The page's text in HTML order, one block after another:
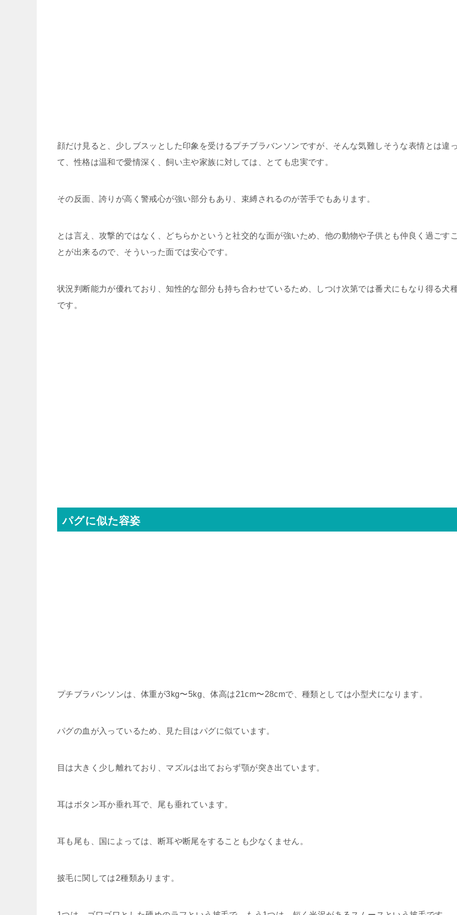
顔だけ見ると、少しブスッとした印象を受けるプチブラバンソンですが、そんな気難しそうな表情とは違
て、性格は温和で愛情深く、飼い主や家族に対しては、とても忠実です。
その反面、誇りが高く警戒心が強い部分もあり、束縛されるのが苦手でもあります。
とは言え、攻撃的ではなく、どちらかというと社交的な面が強いため、他の動物や子供とも仲良く過ごす
とが出来るので、そういった面では安心です。
状況判断能力が優れており、知性的な部分も持ち合わせているため、しつけ次第では番犬にもなり得る犬
です。
パグに似た容姿
プチブラバンソンは、体重が3kg〜5kg、体高は21cm〜28cmで、種類としては小型犬になります。
パグの血が入っているため、見た目はパグに似ています。
目は大きく少し離れており、マズルは出ておらず顎が突き出ています。
耳はボタン耳か垂れ耳で、尾も垂れています。
耳も尾も、国によっては、断耳や断尾をすることも少なくません。
披毛に関しては2種類あります。